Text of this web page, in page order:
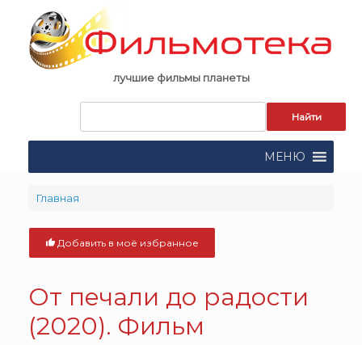
content
лучшие фильмы планеты
поиска:
МЕНЮ
Главная
Добавить в моё избранное
От печали до радости
(2020). Фильм